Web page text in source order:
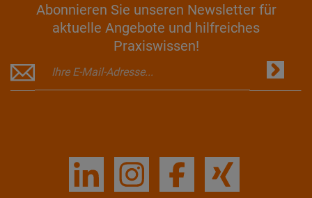
Abonnieren Sie unseren Newsletter für
aktuelle Angebote und hilfreiches
Praxiswissen!